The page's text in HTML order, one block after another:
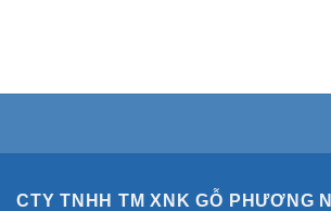
CTY TNHH TM XNK GỖ PHƯƠNG